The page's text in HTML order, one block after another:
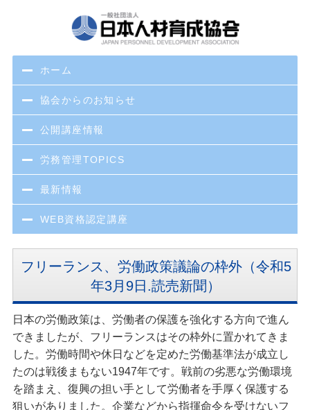
ホーム
協会からのお知らせ
公開講座情報
労務管理TOPICS
最新情報
WEB資格認定講座
フリーランス、労働政策議論の枠外（令和5
年3月9日.読売新聞）
日本の労働政策は、労働者の保護を強化する方向で進ん
できましたが、フリーランスはその枠外に置かれてきま
した。労働時間や休日などを定めた労働基準法が成立し
たのは戦後まもない1947年です。戦前の劣悪な労働環境
を踏まえ、復興の担い手として労働者を手厚く保護する
狙いがありました。企業などから指揮命令を受けないフ